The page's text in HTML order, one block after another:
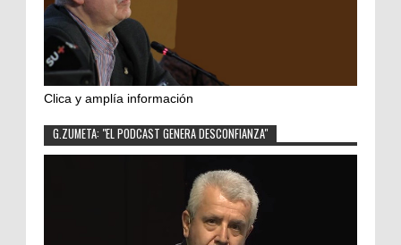
Clica y amplía información
G.ZUMETA: "EL PODCAST GENERA DESCONFIANZA"